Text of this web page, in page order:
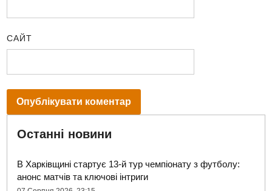
САЙТ
Останні новини
В Харківщині стартує 13-й тур чемпіонату з футболу:
анонс матчів та ключові інтриги